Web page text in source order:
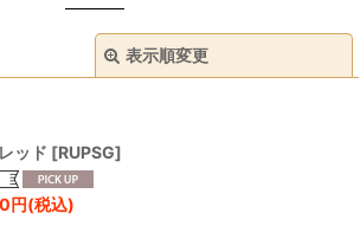
表示順変更
ッド [RUPSG]
円(税込)